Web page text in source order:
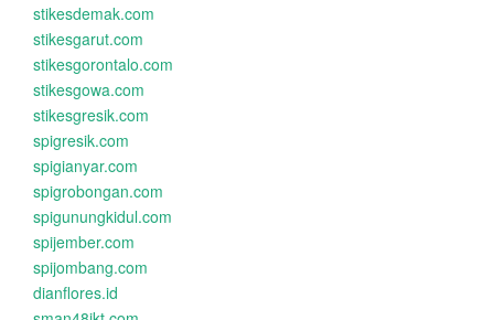
stikesdemak.com
stikesgarut.com
stikesgorontalo.com
stikesgowa.com
stikesgresik.com
spigresik.com
spigianyar.com
spigrobongan.com
spigunungkidul.com
spijember.com
spijombang.com
dianflores.id